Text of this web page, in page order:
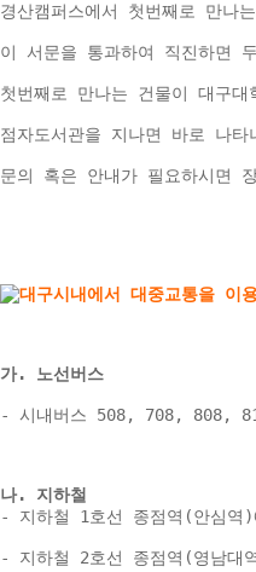
경산캠퍼스에서 첫번째로 만나
이 서문을 통과하여 직진하면
첫번째로 만나는 건물이 대구대
점자도서관을 지나면 바로 나
문의 혹은 안내가 필요하시면
가. 노선버스
- 시내버스 508, 708, 808,
나. 지하철
- 지하철 1호선 종점역(안심
- 지하철 2호선 종점역(영남